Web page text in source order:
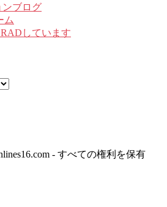
ンブログ
ム
しています
- すべての権利を保有